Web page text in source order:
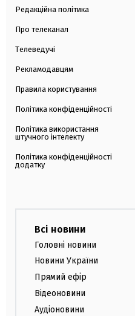
Редакційна політика
Про телеканал
Телеведучі
Рекламодавцям
Правила користування
Політика конфіденційності
Політика використання
штучного інтелекту
Політика конфіденційності
додатку
Всі новини
Головні новини
Новини України
Прямий ефір
Відеоновини
Аудіоновини